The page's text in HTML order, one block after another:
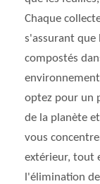
Chaque
s'assurant que
compostés
optez pour un
de la planète
vous
extérieur, tout
l'élimination